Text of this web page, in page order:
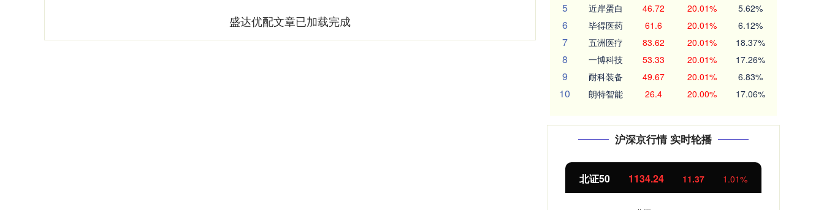
盛达优配文章已加载完成
5 近岸蛋白 46.72 20.01% 5.62%
6 毕得医药 61.6 20.01% 6.12%
7 五洲医疗 83.62 20.01% 18.37%
8 一博科技 53.33 20.01% 17.26%
9 耐科装备 49.67 20.01% 6.83%
10 朗特智能 26.4 20.00% 17.06%
沪深京行情 实时轮播
北证50 1134.24 11.37 1.01%